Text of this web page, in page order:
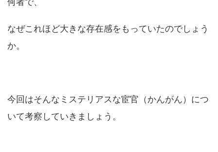
なぜこれほど大きな存在感をもっていたのでしょう
か。
今回はそんなミステリアスな宦官（かんがん）につ
いて考察していきましょう。